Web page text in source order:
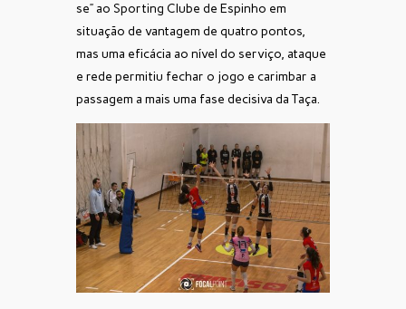
se” ao Sporting Clube de Espinho em
situação de vantagem de quatro pontos,
mas uma eficácia ao nível do serviço, ataque
e rede permitiu fechar o jogo e carimbar a
passagem a mais uma fase decisiva da Taça.